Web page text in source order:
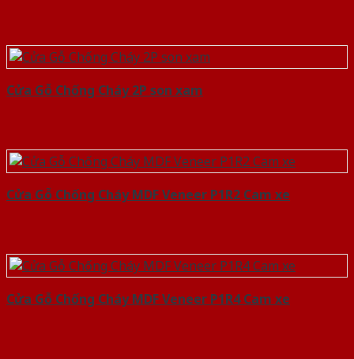
Cửa Gỗ Chống Cháy 2P son xam
Cửa Gỗ Chống Cháy MDF Veneer P1R2 Cam xe
Cửa Gỗ Chống Cháy MDF Veneer P1R4 Cam xe